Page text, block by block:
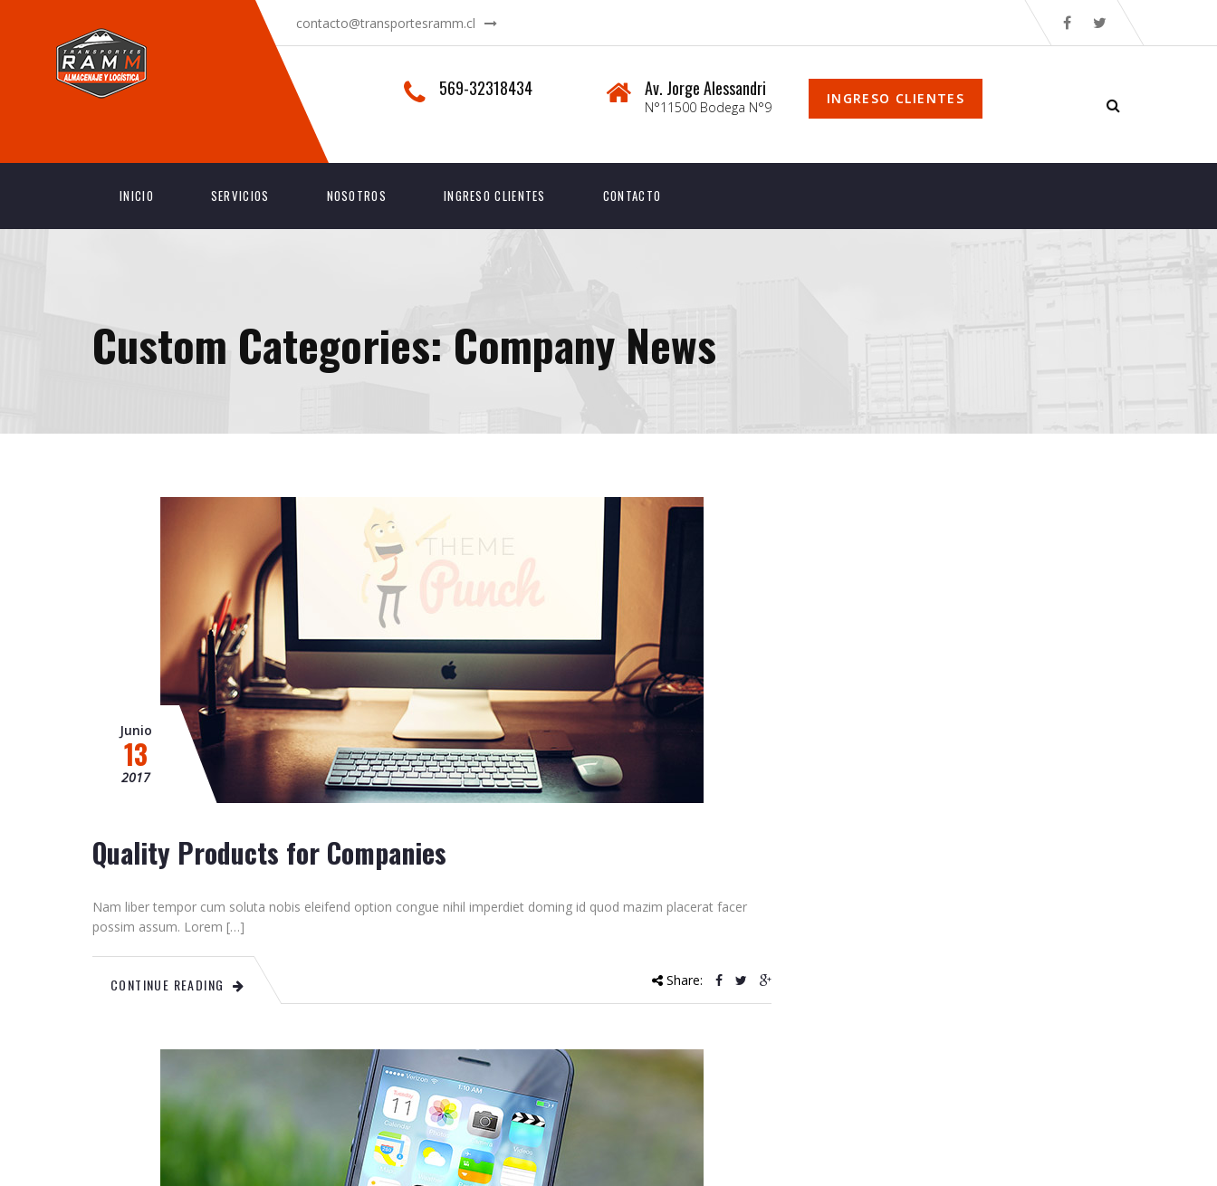
contacto@transportesramm.cl
569-32318434 Av. Jorge Alessandri
N°11500 Bodega N°9
INGRESO CLIENTES
INICIO SERVICIOS NOSOTROS INGRESO CLIENTES CONTACTO
Custom Categories: Company News
Junio
13
2017
Quality Products for Companies
Nam liber tempor cum soluta nobis eleifend option congue nihil imperdiet doming id quod mazim placerat facer
possim assum. Lorem […]
CONTINUE READING Share: